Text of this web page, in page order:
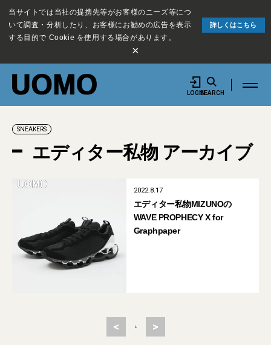
当サイトでは当社の提携先等がお客様のニーズ等につ
いて調査・分析したり、お客様にお勧めの広告を表示
する目的で Cookie を使用する場合があります。
詳しくはこちら
×
LOGINSEARCH
SNEAKERS
エディター私物 アーカイブ
2022.8.17
エディター私物MIZUNOの
WAVE PROPHECY X for
Graphpaper
< 1 >